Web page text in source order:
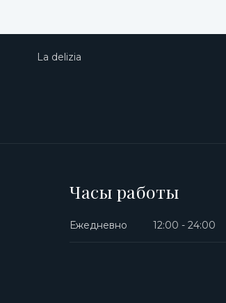
La delizia
Часы работы
Ежедневно 12:00 - 24:00